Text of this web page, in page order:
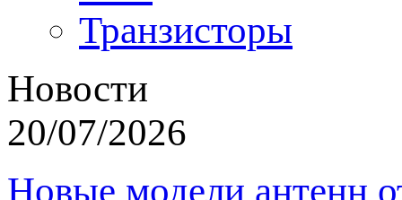
Транзисторы
Новости
20/07/2026
Новые модели антенн